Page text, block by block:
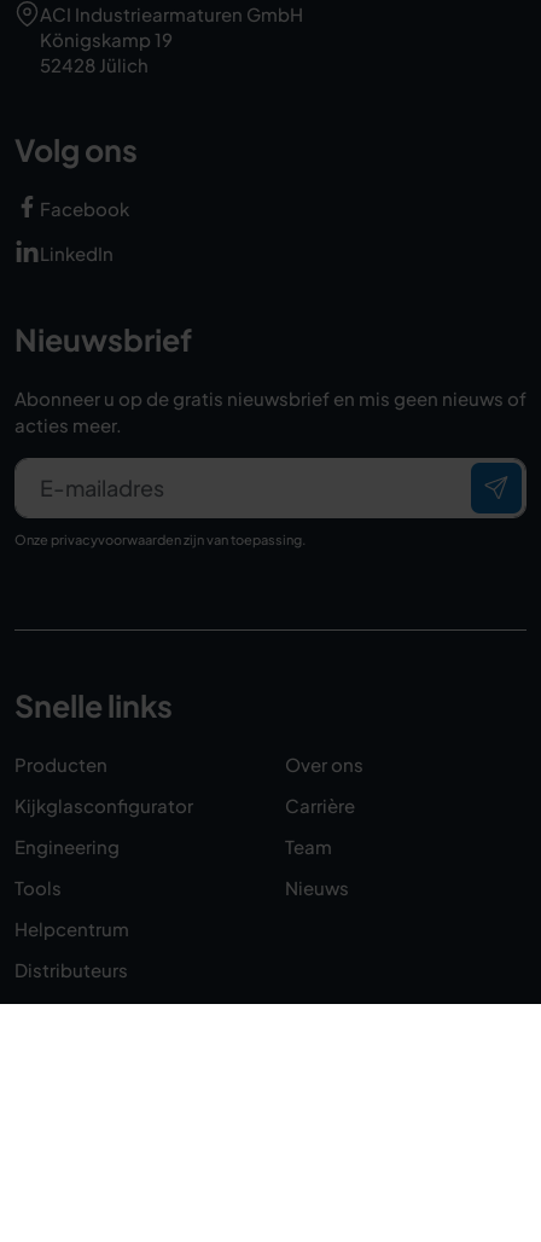
ACI Industriearmaturen GmbH
Königskamp 19
52428 Jülich
Volg ons
Facebook
LinkedIn
Nieuwsbrief
Abonneer u op de gratis nieuwsbrief en mis geen nieuws of
acties meer.
E-mailadres
Onze privacyvoorwaardenzijn van toepassing.
Snelle links
Producten
Kijkglasconfigurator
Engineering
Tools
Helpcentrum
Over ons
Carrière
Team
Nieuws
Distributeurs
Contact